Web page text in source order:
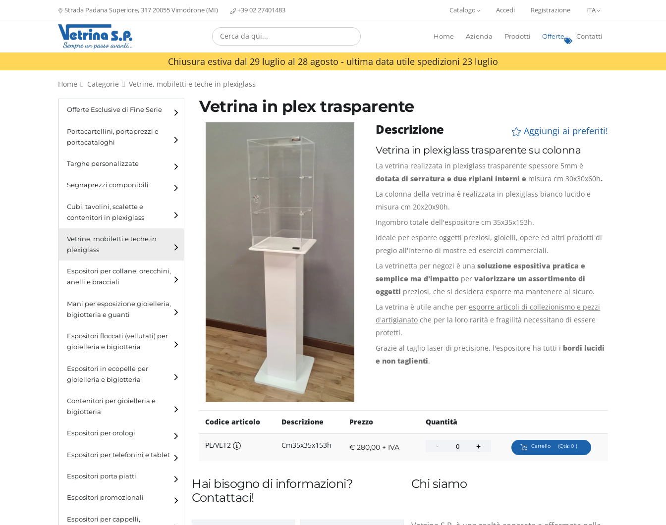
Strada Padana Superiore, 317 20055 Vimodrone (MI) +39 02 27401483 Catalogo Accedi Registrazione ITA
Home Azienda Prodotti Offerte Contatti
Chiusura estiva dal 29 luglio al 28 agosto - ultima data utile spedizioni 23 luglio
Home Categorie Vetrine, mobiletti e teche in plexiglass
Offerte Esclusive di Fine Serie
Portacartellini, portaprezzi e
portacataloghi
Portacartellini
Portacataloghi
Targhe personalizzate
Segnaprezzi componibili
Cubi, tavolini, scalette e
contenitori in plexiglass
Cubi
Scalette
Vetrine, mobiletti e teche in
plexiglass
Espositori per collane, orecchini,
anelli e bracciali
Espositori per collane
Espositori per anelli
Mani per esposizione gioielleria,
bigiotteria e guanti
Espositori floccati (vellutati) per
gioielleria e bigiotteria
Espositori in ecopelle per
gioielleria e bigiotteria
Contenitori per gioielleria e
bigiotteria
Espositori per orologi
Espositori per telefonini e tablet
Espositori porta piatti
Espositori promozionali
Espositori per cappelli,
Vetrina in plex trasparente
Descrizione
Aggiungi ai preferiti!
Vetrina in plexiglass trasparente su colonna
La vetrina realizzata in plexiglass trasparente spessore 5mm è
dotata di serratura e due ripiani interni e misura cm 30x30x60h.
La colonna della vetrina è realizzata in plexiglass bianco lucido e
misura cm 20x20x90h.
Ingombro totale dell'espositore cm 35x35x153h.
Ideale per esporre oggetti preziosi, gioielli, opere ed altri prodotti di
pregio all'interno di mostre ed esercizi commerciali.
La vetrinetta per negozi è unasoluzione espositiva pratica e
semplice ma d'impatto pervalorizzare un assortimento di
oggetti preziosi, che si desidera esporre ma mantenere al sicuro.
La vetrina è utile anche peresporre articoli di collezionismo e pezzi
d'artigianato che per la loro rarità e fragilità necessitano di essere
protetti.
Grazie al taglio laser di precisione, l'espositore ha tutti i bordi lucidi
e non taglienti.
Codice articolo Descrizione Prezzo Quantità
PL/VET2 Cm35x35x153h € 280,00 + IVA Carrello (Qtà: 0 )
Hai bisogno di informazioni?
Contattaci!
Chi siamo